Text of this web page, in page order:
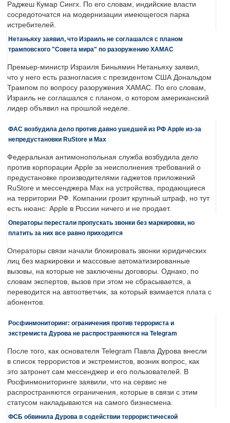
Раджеш Кумар Сингх. По его словам, индийские власти
сосредоточатся на модернизации имеющегося парка
истребителей.
Нетаньяху заявил, что Израиль не соглашался с планом
трамповского "Совета мира" по разоружению ХАМАС
Премьер-министр Израиля Биньямин Нетаньяху заявил,
что у него есть разногласия с президентом США Дональдом
Трампом по вопросу разоружения ХАМАС. По его словам,
Израиль не соглашался с планом, о котором американский
лидер объявил на прошлой неделе.
ФАС возбудила дело против давно ушедшей из РФ Apple из-за
непредустановки RuStore и Max
Федеральная антимонопольная служба возбудила дело
против корпорации Apple за неисполнения требований о
предустановке производителями гаджетов приложений
RuStore и мессенджера Max на устройства, продающиеся
на территории РФ. Компании грозит крупный штраф, но тут
есть нюанс: Apple в России ничего и не продает.
Операторы перестали пропускать звонки без маркировки, но
платить за них все равно приходится
Операторы связи начали блокировать звонки юридических
лиц без маркировки и массовые автоматизированные
вызовы, на которые не заключены договоры. Однако, по
словам экспертов, вызов при этом не сбрасывается, а
переводится на автоответчик, за который взимается плата с
абонентов.
Росфинмониторинг: ограничения против террориста и
экстремиста Дурова не распространяются на Telegram
После того, как основателя Telegram Павла Дурова внесли
в список террористов и экстремистов, возник вопрос, как
это затронет сам мессенджер и его пользователей. В
Росфинмониторинге заявили, что на сервис не
распространяются ограничения, которые в связи с этим
статусом накладываются на самого бизнесмена.
ФСБ обвинила Дурова в содействии террористической